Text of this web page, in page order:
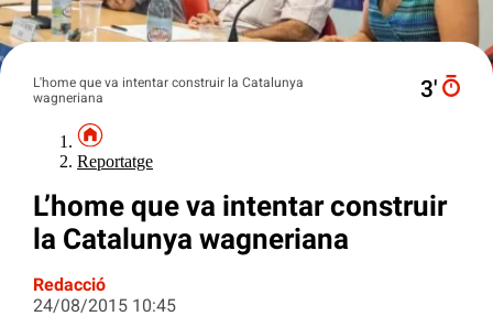
L'home que va intentar construir la Catalunya
wagneriana
3′
Reportatge
L’home que va intentar construir
la Catalunya wagneriana
Redacció
24/08/2015 10:45